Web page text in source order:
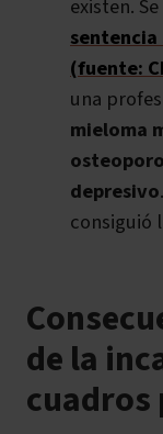
existen.
sentencia
(fuente:
una
mieloma
depresivo
consiguió
de la